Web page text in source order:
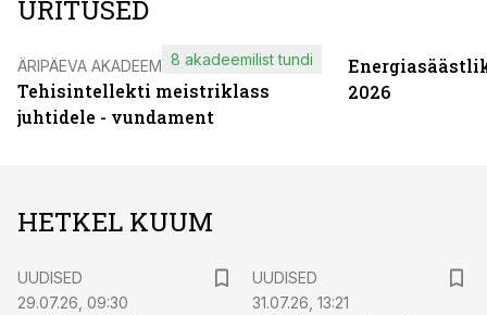
ÜRITUSED
ÄRIPÄEVA AKADEEMIA
Tehisintellekti meistriklass
juhtidele - vundament
8 akadeemilist tundi
2026
HETKEL KUUM
UUDISED
29.07.26, 09:30
UUDISED
31.07.26, 13:21